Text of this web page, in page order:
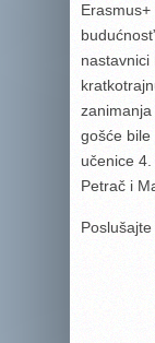
nastavnici
gošće bile
učenice
Petrač i